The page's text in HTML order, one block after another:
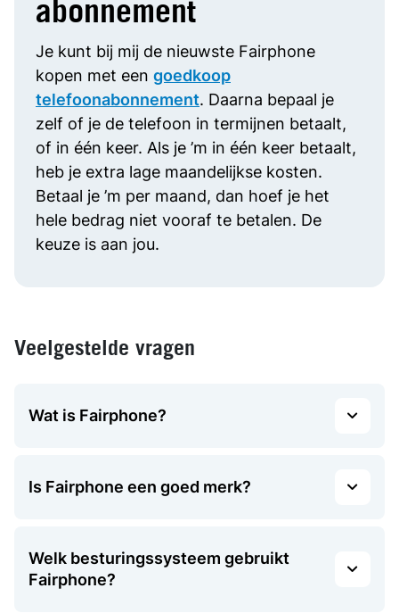
abonnement
Je kunt bij mij de nieuwste Fairphone
kopen met een goedkoop
telefoonabonnement. Daarna bepaal je
zelf of je de telefoon in termijnen betaalt,
of in één keer. Als je ’m in één keer betaalt,
heb je extra lage maandelijkse kosten.
Betaal je ’m per maand, dan hoef je het
hele bedrag niet vooraf te betalen. De
keuze is aan jou.
Je gebruikt Odido. Dat is het
Je kiest dus zelf hoeveel minuten,
Past een bundel niet meer bij je
Bij mij geniet je van scherpe prijzen. Zo
hou jij geld over voor de écht leuke
Veelgestelde vragen
Wat is Fairphone?
Is Fairphone een goed merk?
Welk besturingssysteem gebruikt
Fairphone?